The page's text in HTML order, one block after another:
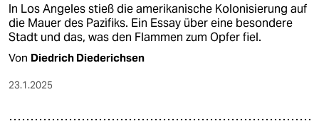
In Los Angeles stieß die amerikanische Kolonisierung auf
die Mauer des Pazifiks. Ein Essay über eine besondere
Stadt und das, was den Flammen zum Opfer fiel.
Von Diedrich Diederichsen
23.1.2025